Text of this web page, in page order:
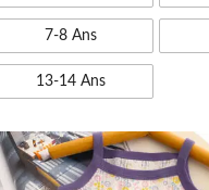
7-8 Ans
13-14 Ans